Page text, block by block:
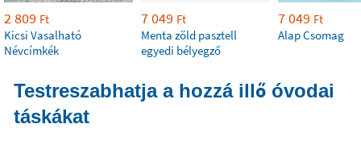
2 809 Ft
Kicsi Vasalható
Névcímkék
7 049 Ft
Menta zöld pasztell
egyedi bélyegző
7 049 Ft
Alap Csomag
Testreszabhatja a hozzá illő óvodai
táskákat